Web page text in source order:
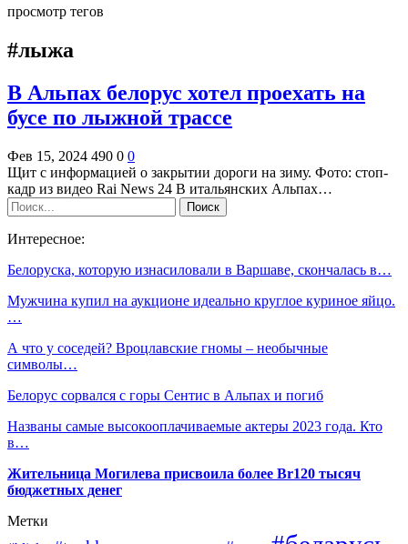
просмотр тегов
#лыжа
В Альпах белорус хотел проехать на
бусе по лыжной трассе
Фев 15, 2024 490 0 0
Щит с информацией о закрытии дороги на зиму. Фото: стоп-
кадр из видео Rai News 24 В итальянских Альпах…
Интересное:
Белоруска, которую изнасиловали в Варшаве, скончалась в…
Мужчина купил на аукционе идеально круглое куриное яйцо.
…
А что у соседей? Вроцлавские гномы – необычные
символы…
Белорус сорвался с горы Сентис в Альпах и погиб
Названы самые высокооплачиваемые актеры 2023 года. Кто
в…
Жительница Могилева присвоила более Br120 тысяч
бюджетных денег
Метки